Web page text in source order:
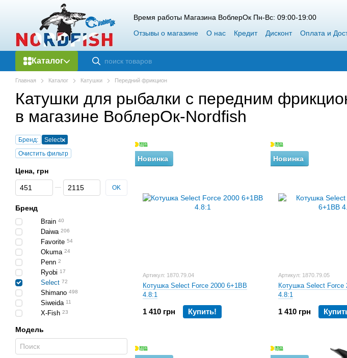
Перейти к основному контенту
Время работы Магазина ВоблерОк Пн-Вс: 09:00-19:00
Отзывы о магазине
О нас Кредит Дисконт Оплата и
Каталог
Главная Каталог Катушки Передний фрикцион
Катушки для рыбалки с передним
в магазине ВоблерОк-Nordfish
Новинка
Артикул: 1870.79.04
Котушка Select Force 2000 6+1BB
4.8:1
1 410 грн Купить!
Новинка
Артикул: 1870.79.05
Котушка Select Force
4.8:1
1 410 грн
Бренд:
Select
Очистить фильтр
Цена, грн
От Цена, грн
До Цена, грн OK
Бренд
Brain 40
Daiwa 206
Favorite 54
Okuma 24
Penn 2
Ryobi 17
Select 72
Shimano 498
Siweida 11
X-Fish 23
Модель